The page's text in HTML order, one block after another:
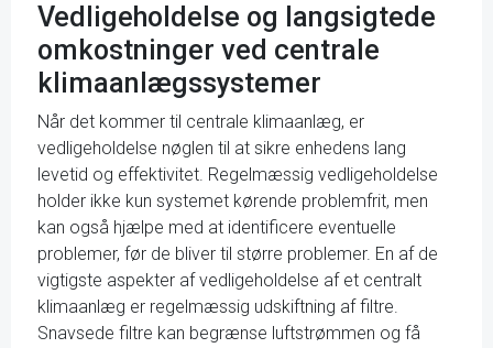
Vedligeholdelse og langsigtede
omkostninger ved centrale
klimaanlægssystemer
Når det kommer til centrale klimaanlæg, er
vedligeholdelse nøglen til at sikre enhedens lang
levetid og effektivitet. Regelmæssig vedligeholdelse
holder ikke kun systemet kørende problemfrit, men
kan også hjælpe med at identificere eventuelle
problemer, før de bliver til større problemer. En af de
vigtigste aspekter af vedligeholdelse af et centralt
klimaanlæg er regelmæssig udskiftning af filtre.
Snavsede filtre kan begrænse luftstrømmen og få